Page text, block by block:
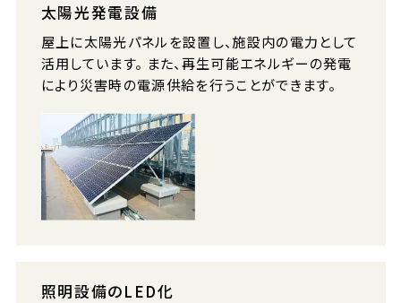
太陽光発電設備
屋上に太陽光パネルを設置し、施設内の電力として
活用しています。 また、再生可能エネルギーの発電
により災害時の電源供給を行うことができます。
照明設備のLED化